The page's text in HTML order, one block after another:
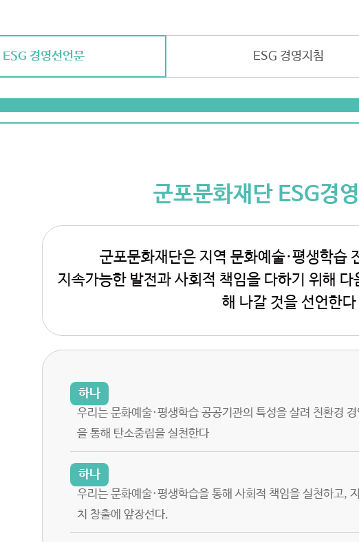
ESG 경영선언문 ESG 경영지침
군포문화재단 ESG경
군포문화재단은 지역 문화예술·평생학습
지속가능한 발전과 사회적 책임을 다하기 위해
해 나갈 것을 선언한다
우리는 문화예술·평생학습 공공기관의 특성을 살려 친환경
을 통해 탄소중립을 실천한다
우리는 문화예술·평생학습을 통해 사회적 책임을 실천하고,
치 창출에 앞장선다.